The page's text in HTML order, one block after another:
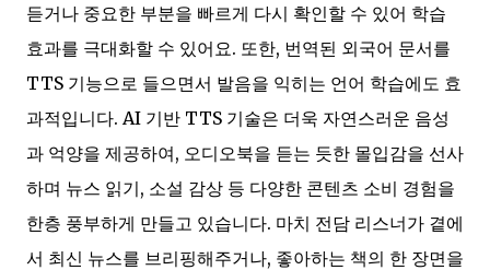
듣거나 중요한 부분을 빠르게 다시 확인할 수 있어 학습
효과를 극대화할 수 있어요. 또한, 번역된 외국어 문서를
TTS 기능으로 들으면서 발음을 익히는 언어 학습에도 효
과적입니다. AI 기반 TTS 기술은 더욱 자연스러운 음성
과 억양을 제공하여, 오디오북을 듣는 듯한 몰입감을 선사
하며 뉴스 읽기, 소설 감상 등 다양한 콘텐츠 소비 경험을
한층 풍부하게 만들고 있습니다. 마치 전담 리스너가 곁에
서 최신 뉴스를 브리핑해주거나, 좋아하는 책의 한 장면을